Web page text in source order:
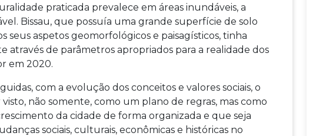
praticada prevalece em áreas inundáveis, a
Bissau, que possuía uma grande superfície de solo
seus aspetos geomorfológicos e paisagísticos, tinha
através de parâmetros apropriados para a realidade dos
em 2020.
com a evolução dos conceitos e valores sociais, o
não somente, como um plano de regras, mas como
da cidade de forma organizada e que seja
sociais, culturais, econômicas e históricas no